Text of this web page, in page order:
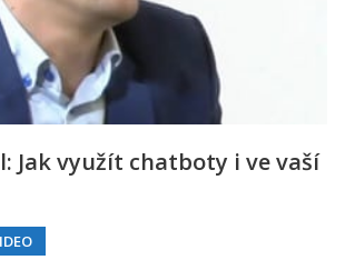
Jak využít chatboty i ve vaší